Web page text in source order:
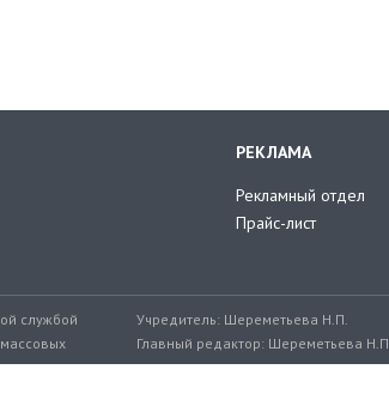
РЕКЛАМА
Рекламный отдел
Прайс-лист
службой
Учредитель: Шереметьева Н.П.
Главный редактор: Шереметьева Н.П.